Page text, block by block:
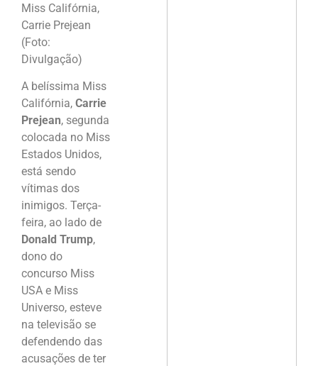
Miss Califórnia,
Carrie Prejean
(Foto:
Divulgação)
A belíssima Miss
Califórnia, Carrie
Prejean, segunda
colocada no Miss
Estados Unidos,
está sendo
vítimas dos
inimigos. Terça-
feira, ao lado de
Donald Trump,
dono do
concurso Miss
USA e Miss
Universo, esteve
na televisão se
defendendo das
acusações de ter